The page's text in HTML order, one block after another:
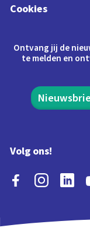
Cookies
Ontvang jij de
te melden en
Volg ons!